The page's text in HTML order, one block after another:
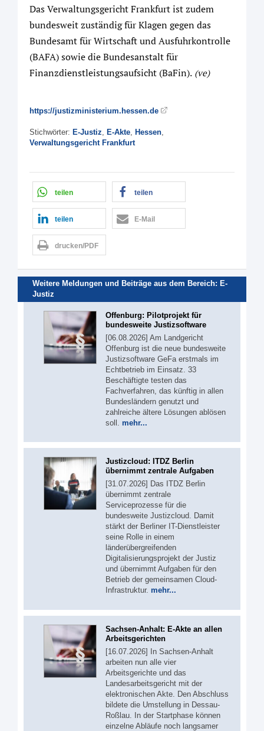
Das Verwaltungsgericht Frankfurt ist zudem
bundesweit zuständig für Klagen gegen das
Bundesamt für Wirtschaft und Ausfuhrkontrolle
(BAFA) sowie die Bundesanstalt für
Finanzdienstleistungsaufsicht (BaFin). (ve)
https://justizministerium.hessen.de
Stichwörter: E-Justiz, E-Akte, Hessen,
Verwaltungsgericht Frankfurt
teilen teilen
teilen E-Mail
drucken/PDF
Weitere Meldungen und Beiträge aus dem Bereich: E-
Justiz
Offenburg: Pilotprojekt für
bundesweite Justizsoftware
[06.08.2026] Am Landgericht
Offenburg ist die neue bundesweite
Justizsoftware GeFa erstmals im
Echtbetrieb im Einsatz. 33
Beschäftigte testen das
Fachverfahren, das künftig in allen
Bundesländern genutzt und
zahlreiche ältere Lösungen ablösen
soll. mehr...
Justizcloud: ITDZ Berlin
übernimmt zentrale Aufgaben
[31.07.2026] Das ITDZ Berlin
übernimmt zentrale
Serviceprozesse für die
bundesweite Justizcloud. Damit
stärkt der Berliner IT-Dienstleister
seine Rolle in einem
länderübergreifenden
Digitalisierungsprojekt der Justiz
und übernimmt Aufgaben für den
Betrieb der gemeinsamen Cloud-
Infrastruktur. mehr...
Sachsen-Anhalt: E-Akte an allen
Arbeitsgerichten
[16.07.2026] In Sachsen-Anhalt
arbeiten nun alle vier
Arbeitsgerichte und das
Landesarbeitsgericht mit der
elektronischen Akte. Den Abschluss
bildete die Umstellung in Dessau-
Roßlau. In der Startphase können
einzelne Abläufe noch langsamer